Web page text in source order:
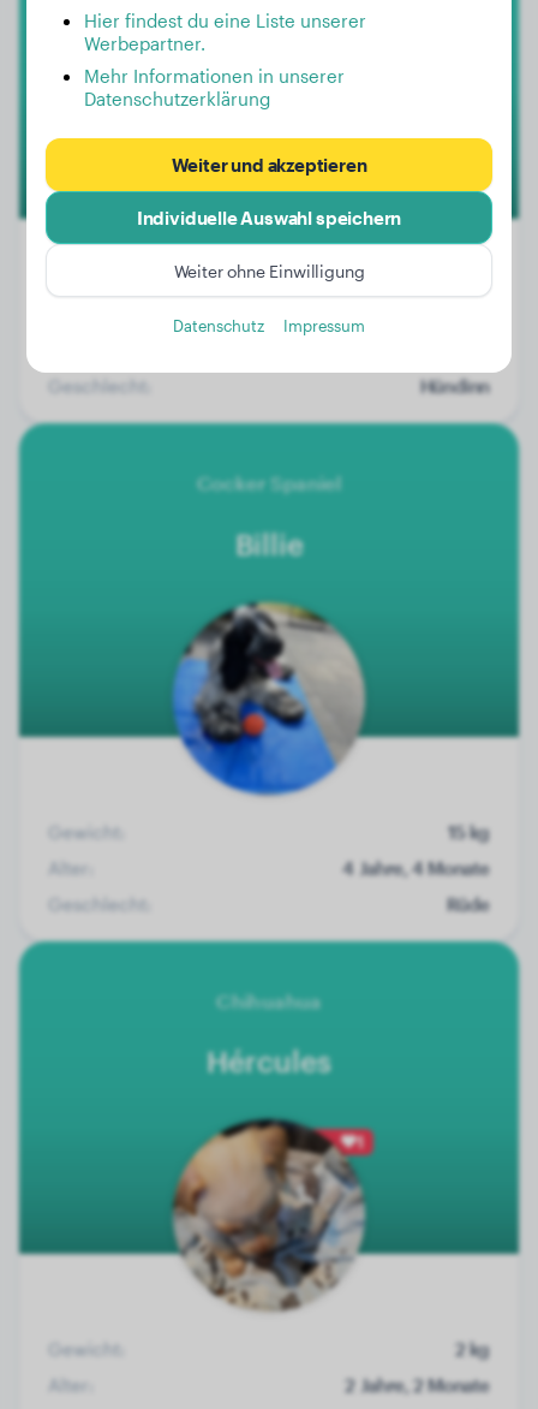
Gina
Geschlecht:
Hündinn
Cocker Spaniel
Billie
Gewicht:
15 kg
Alter:
4 Jahre, 4 Monate
Geschlecht:
Rüde
Chihuahua
Hércules
1
Gewicht:
2 kg
Alter:
2 Jahre, 2 Monate
Hier findest du eine Liste unserer
Werbepartner.
Mehr Informationen in unserer
Datenschutzerklärung
Weiter und akzeptieren
Individuelle Auswahl speichern
Weiter ohne Einwilligung
Datenschutz Impressum